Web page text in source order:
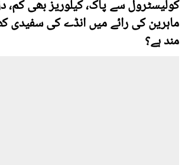
کولیسٹرول سے پاک، کیلوریز بھی کم،
ماہرین کی رائے میں انڈے کی سفیدی
مند ہے؟